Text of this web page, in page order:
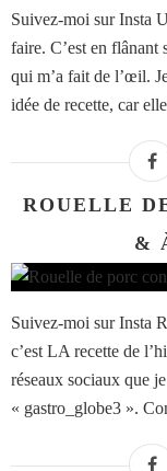
Suivez-moi sur Insta
faire. C’est en flânant
qui m’a fait de l’œil.
idée de recette, car
ROUELLE
&
Suivez-moi sur Insta
c’est LA recette de
réseaux sociaux que
« gastro_globe3 ».